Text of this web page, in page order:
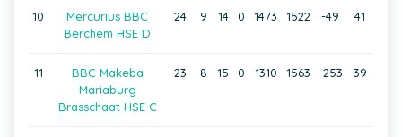
10
Mercurius BBC
Berchem HSE D
24 9 14 0 1473 1522 -49 41
11
BBC Makeba
Mariaburg
Brasschaat HSE C
23 8 15 0 1310 1563 -253 39